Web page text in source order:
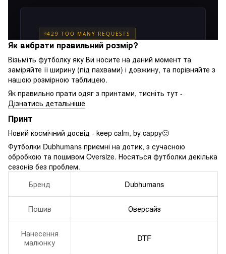
Як вибрати правильний розмір?
Візьміть футболку яку Ви носите на даний момент та
заміряйте її ширину (під пахвами) і довжину, та порівняйте з
нашою розмірною таблицею.
Як правильно прати одяг з принтами, тисніть тут -
Дізнатись детальніше
Принт
Новий космічний досвід - keep calm, by cappy🙂
Футболки Dubhumans приємні на дотик, з сучасною
обробкою та пошивом Oversize. Носяться футболки декілька
сезонів без проблем.
Бренд Dubhumans
Пошив Оверсайз
Нанесення
малюнку
DTF